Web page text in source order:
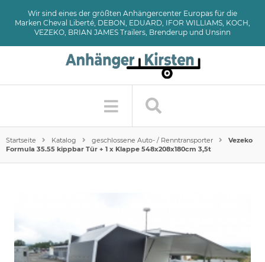
Wir sind eines der größten Anhängercenter Europas für die
Marken Cheval Liberté, DEBON, EDUARD, IFOR WILLIAMS, KOCH,
VEZEKO, BRIAN JAMES Trailers, Brenderup und Unsinn
Startseite Katalog geschlossene Auto- / Renntransporter
Vezeko
Formula 35.55 kippbar Tür + 1 x Klappe 548x208x180cm 3,5t